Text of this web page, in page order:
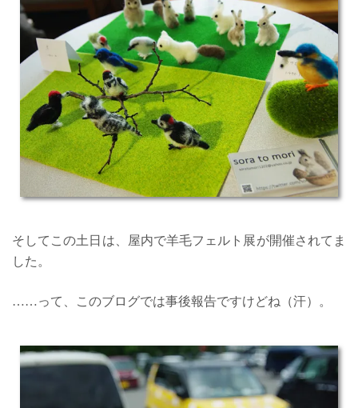
そしてこの土日は、屋内で羊毛フェルト展が開催されてま
した。
……って、このブログでは事後報告ですけどね（汗）。